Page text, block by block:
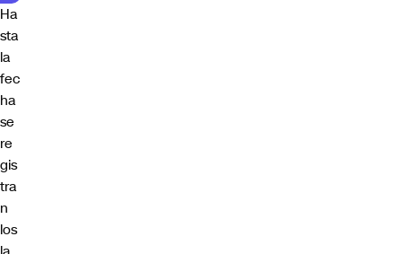
Ha
sta
la
fec
ha
se
re
gis
tra
n
los